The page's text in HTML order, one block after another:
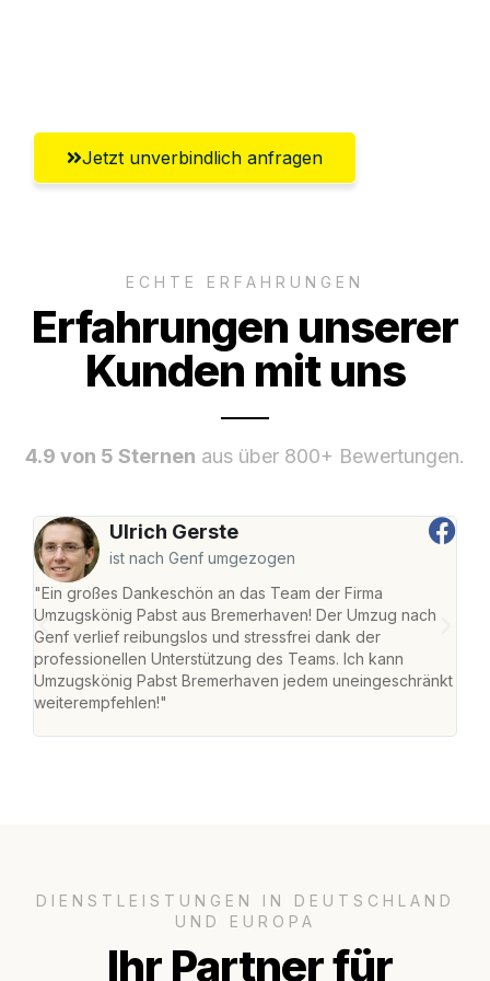
Jetzt unverbindlich anfragen
ECHTE ERFAHRUNGEN
Erfahrungen unserer
Kunden mit uns
4.9 von 5 Sternen aus über 800+ Bewertungen.
Ulrich Gerste
ist nach Genf umgezogen
"Ein großes Dankeschön an das Team der Firma
Umzugskönig Pabst aus Bremerhaven! Der Umzug nach
Genf verlief reibungslos und stressfrei dank der
professionellen Unterstützung des Teams. Ich kann
Umzugskönig Pabst Bremerhaven jedem uneingeschränkt
weiterempfehlen!"
DIENSTLEISTUNGEN IN DEUTSCHLAND
UND EUROPA
Ihr Partner für